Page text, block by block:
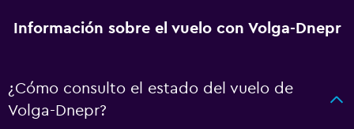
Información sobre el vuelo con Volga-Dnepr
¿Cómo consulto el estado del vuelo de
Volga-Dnepr?